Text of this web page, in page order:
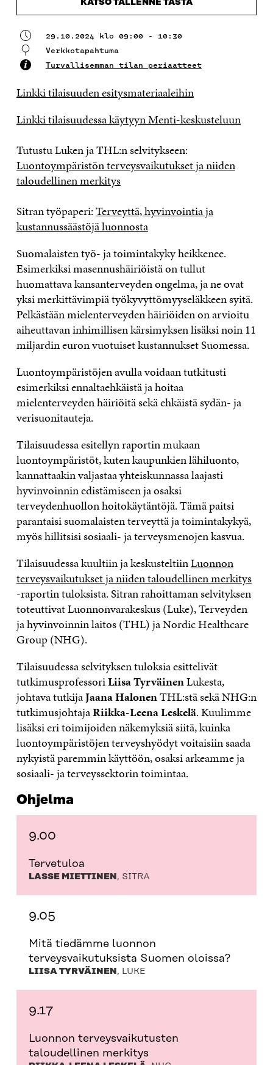
KATSO TALLENNE TÄSTÄ
29.10.2024 klo 09:00 - 10:30
Verkkotapahtuma
Turvallisemman tilan periaatteet
Linkki tilaisuuden esitysmateriaaleihin
Linkki tilaisuudessa käytyyn Menti-keskusteluun
Tutustu Luken ja THL:n selvitykseen:
Luontoympäristön terveysvaikutukset ja niiden
taloudellinen merkitys
Sitran työpaperi:Terveyttä, hyvinvointia ja
kustannussäästöjä luonnosta
Suomalaisten työ- ja toimintakyky heikkenee.
Esimerkiksi masennushäiriöistä on tullut
huomattava kansanterveyden ongelma, ja ne ovat
yksi merkittävimpiä työkyvyttömyyseläkkeen syitä.
Pelkästään mielenterveyden häiriöiden on arvioitu
aiheuttavan inhimillisen kärsimyksen lisäksi noin 11
miljardin euron vuotuiset kustannukset Suomessa.
Luontoympäristöjen avulla voidaan tutkitusti
esimerkiksi ennaltaehkäistä ja hoitaa
mielenterveyden häiriöitä sekä ehkäistä sydän- ja
verisuonitauteja.
Tilaisuudessa esitellyn raportin mukaan
luontoympäristöt, kuten kaupunkien lähiluonto,
kannattaakin valjastaa yhteiskunnassa laajasti
hyvinvoinnin edistämiseen ja osaksi
terveydenhuollon hoitokäytäntöjä. Tämä paitsi
parantaisi suomalaisten terveyttä ja toimintakykyä,
myös hillitsisi sosiaali- ja terveysmenojen kasvua.
Tilaisuudessa kuultiin ja keskusteltiinLuonnon
terveysvaikutukset ja niiden taloudellinen merkitys
-raportin tuloksista. Sitran rahoittaman selvityksen
toteuttivat Luonnonvarakeskus (Luke), Terveyden
ja hyvinvoinnin laitos (THL) ja Nordic Healthcare
Group (NHG).
Tilaisuudessa selvityksen tuloksia esittelivät
tutkimusprofessoriLiisa TyrväinenLukesta,
johtava tutkijaJaana HalonenTHL:stä sekä NHG:n
tutkimusjohtajaRiikka-Leena Leskelä. Kuulimme
lisäksi eri toimijoiden näkemyksiä siitä, kuinka
luontoympäristöjen terveyshyödyt voitaisiin saada
nykyistä paremmin käyttöön, osaksi arkeamme ja
sosiaali- ja terveyssektorin toimintaa.
Ohjelma
9.00
Tervetuloa
LASSE MIETTINEN , SITRA
9.05
Mitä tiedämme luonnon
terveysvaikutuksista Suomen oloissa?
LIISA TYRVÄINEN , LUKE
9.17
Luonnon terveysvaikutusten
taloudellinen merkitys